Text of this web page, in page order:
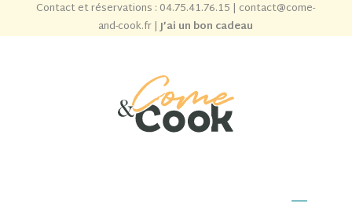
Contact et réservations : 04.75.41.76.15 | contact@come-
and-cook.fr|J’ai un bon cadeau